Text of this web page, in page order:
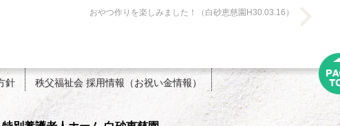
おやつ作りを楽しみました！（白砂恵慈園H30.03.16）
針 秩父福祉会 採用情報（お祝い金情報）